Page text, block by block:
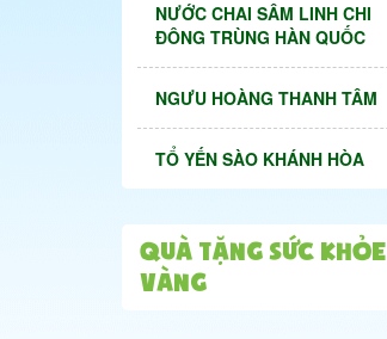
NƯỚC CHAI SÂM LINH CHI
ĐÔNG TRÙNG HÀN QUỐC
NGƯU HOÀNG THANH TÂM
TỔ YẾN SÀO KHÁNH HÒA
QUÀ TẶNG SỨC KHỎE
VÀNG